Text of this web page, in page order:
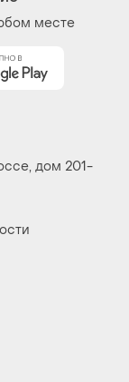
месте
дом 201-